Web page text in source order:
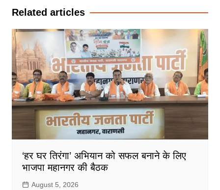
Related articles
‘हर घर तिरंगा’ अभियान को सफल बनाने के लिए
भाजपा महानगर की बैठक
August 5, 2026